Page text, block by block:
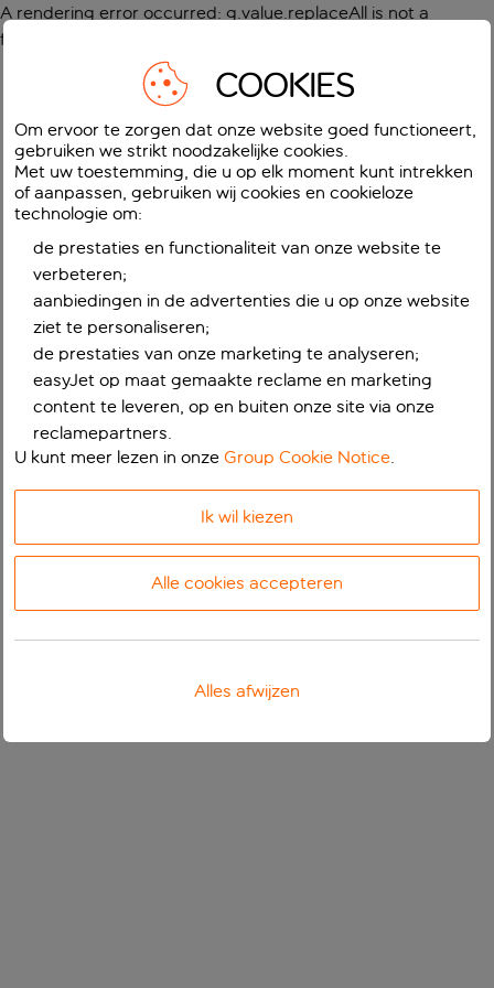
A rendering error occurred: g.value.replaceAll is not a
function
COOKIES
Om ervoor te zorgen dat onze website goed functioneert,
gebruiken we strikt noodzakelijke cookies.
Met uw toestemming, die u op elk moment kunt intrekken
of aanpassen, gebruiken wij cookies en cookieloze
technologie om:
de prestaties en functionaliteit van onze website te
verbeteren;
aanbiedingen in de advertenties die u op onze website
ziet te personaliseren;
de prestaties van onze marketing te analyseren;
easyJet op maat gemaakte reclame en marketing
content te leveren, op en buiten onze site via onze
reclamepartners.
U kunt meer lezen in onzeGroup Cookie Notice.
Ik wil kiezen
Alle cookies accepteren
Alles afwijzen